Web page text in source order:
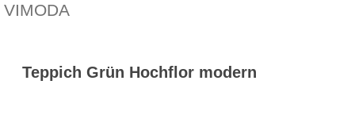
VIMODA
Teppich Grün Hochflor modern